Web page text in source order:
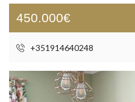
450.000€
+351914640248